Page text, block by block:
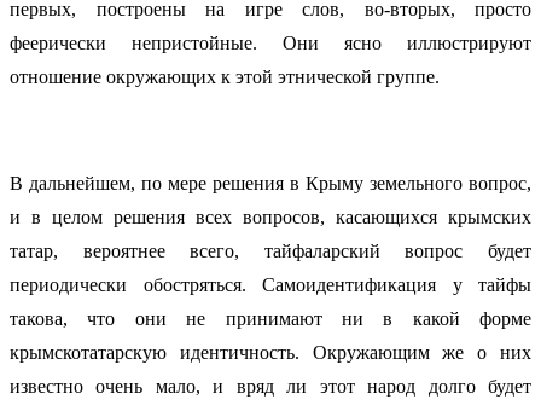
первых, построены на игре слов, во-вторых, просто
феерически непристойные. Они ясно иллюстрируют
отношение окружающих к этой этнической группе.
В дальнейшем, по мере решения в Крыму земельного вопрос,
и в целом решения всех вопросов, касающихся крымских
татар, вероятнее всего, тайфаларский вопрос будет
периодически обостряться. Самоидентификация у тайфы
такова, что они не принимают ни в какой форме
крымскотатарскую идентичность. Окружающим же о них
известно очень мало, и вряд ли этот народ долго будет